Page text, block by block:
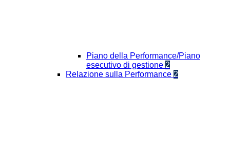
Piano della Performance/Piano
esecutivo di gestione 2
Relazione sulla Performance 2